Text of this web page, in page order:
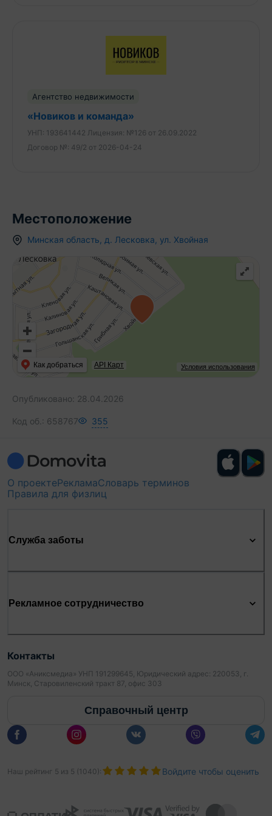
Звоните, отвечу на все вопросы!
Агентство недвижимости
«Новиков и команда»
УНП: 193641442 Лицензия: №126 от 26.09.2022
Договор №: 49/2 от 2026-04-24
Местоположение
Минская область д. Лесковка ул. Хвойная
Условия использования
Как добраться API Карт
Опубликовано: 28.04.2026
Код об.: 658767 355
О проектеРекламаСловарь терминов
Правила для физлиц
Служба заботы
Рекламное сотрудничество
Контакты
ООО «Аниксмедиа» УНП 191299645, Юридический адрес: 220053, г.
Минск, Старовиленский тракт 87, офис 303
Справочный центр
Наш рейтинг 5 из 5 1040): Войдите чтобы оценить